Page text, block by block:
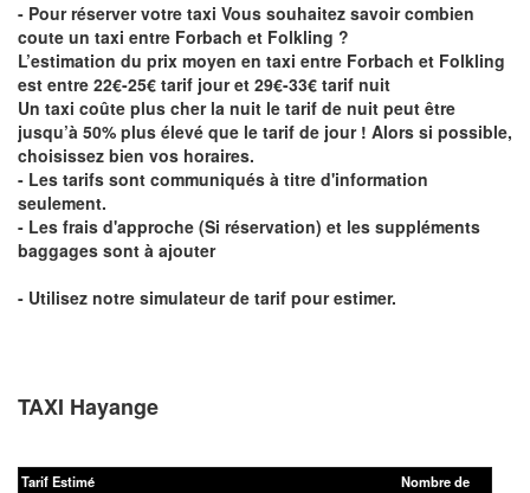
- Pour réserver votre taxi Vous souhaitez savoircombien
coute un taxi entre Forbach et Folkling ?
L’estimation du prix moyen en taxi entre Forbach et Folkling
est entre 22€-25€ tarif jour et 29€-33€ tarif nuit
Un taxi coûte plus cher la nuit le tarif de nuit peut être
jusqu’à 50% plus élevé que le tarif de jour ! Alors si possible,
choisissez bien vos horaires.
- Les tarifs sont communiqués à titre d'information
seulement.
- Les frais d'approche (Si réservation) et les suppléments
baggages sont à ajouter
- Utilisez notre simulateur de tarif pour estimer.
TAXI Hayange
Tarif Estimé
Nombre de